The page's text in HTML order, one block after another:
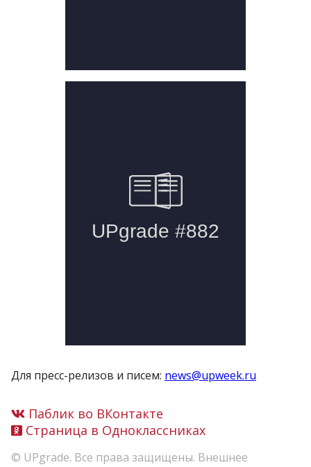
Для пресс-релизов и писем: news@upweek.ru
Паблик во ВКонтакте
Страница в Одноклассниках
© UPgrade. Все права защищены. Внешнее